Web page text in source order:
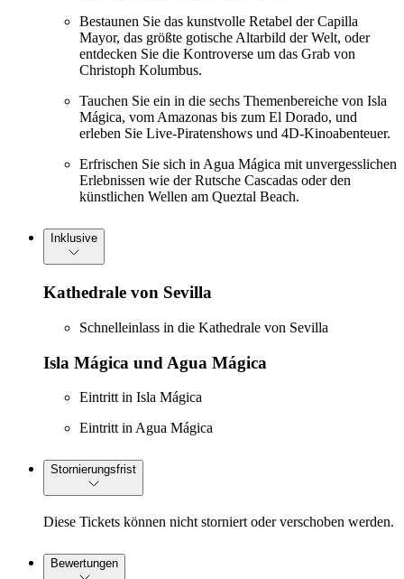
Bestaunen Sie das kunstvolle Retabel der Capilla
Mayor, das größte gotische Altarbild der Welt, oder
entdecken Sie die Kontroverse um das Grab von
Christoph Kolumbus.
Tauchen Sie ein in die sechs Themenbereiche von Isla
Mágica, vom Amazonas bis zum El Dorado, und
erleben Sie Live-Piratenshows und 4D-Kinoabenteuer.
Erfrischen Sie sich in Agua Mágica mit unvergesslichen
Erlebnissen wie der Rutsche Cascadas oder den
künstlichen Wellen am Queztal Beach.
Inklusive
Kathedrale von Sevilla
Schnelleinlass in die Kathedrale von Sevilla
Isla Mágica und Agua Mágica
Eintritt in Isla Mágica
Eintritt in Agua Mágica
Stornierungsfrist
Diese Tickets können nicht storniert oder verschoben werden.
Bewertungen